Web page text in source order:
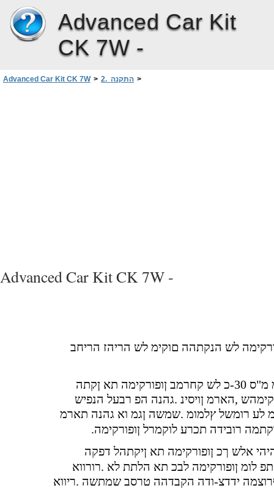
Advanced Car Kit
CK 7W -
Advanced Car Kit CK 7W > 2. התקנה >
Advanced Car Kit CK 7W -
לש הנקתהה םוקימ לש הריהז הריחב
תא ןקתה
,הארמ ןויסינ .גהנה הפ רבעל הנפיש
רובידה תכרע לוקמרל ןופורקימה
אלש ךכ ןופורקימה תא ןיקתהל דפקה
לומ ןופורקימה לבכ תא הלתת לא .רורווא
ידדצ-ודה הקבדהה טרסב שמתשה .ריווא